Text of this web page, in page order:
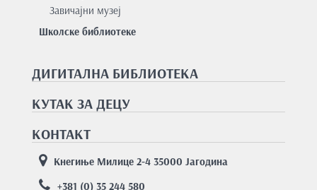
Завичајни музеј
Школске библиотеке
ДИГИТАЛНА БИБЛИОТЕКА
КУТАК ЗА ДЕЦУ
КОНТАКТ
Кнегиње Милице 2-4 35000 Јагодина
+381 (0) 35 244 580